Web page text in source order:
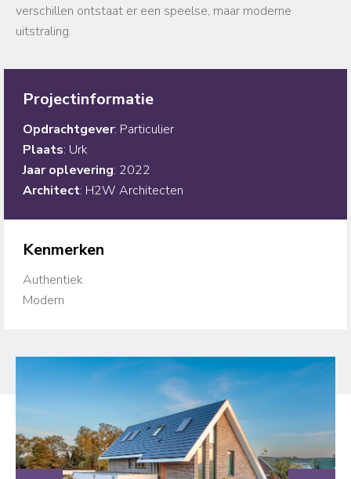
verschillen ontstaat er een speelse, maar moderne
uitstraling.
Projectinformatie
Opdrachtgever: Particulier
Plaats: Urk
Jaar oplevering: 2022
Architect: H2W Architecten
Kenmerken
Authentiek
Modern